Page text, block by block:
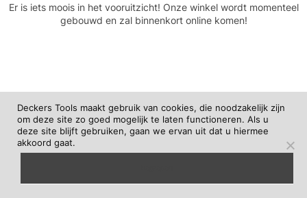
Er is iets moois in het vooruitzicht! Onze winkel wordt momenteel
gebouwd en zal binnenkort online komen!
Deckers Tools maakt gebruik van cookies, die noodzakelijk zijn
om deze site zo goed mogelijk te laten functioneren. Als u
deze site blijft gebruiken, gaan we ervan uit dat u hiermee
akkoord gaat.